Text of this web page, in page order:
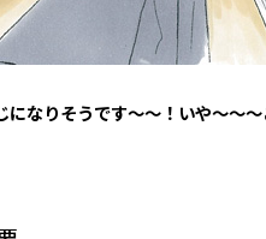
なりそうです～～！いや～～